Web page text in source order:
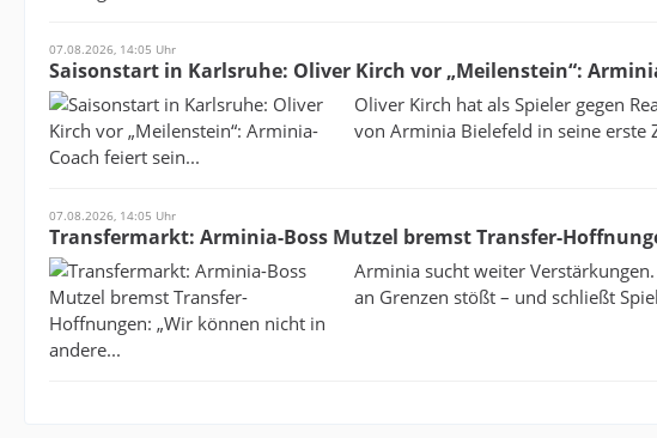
07.08.2026, 14:05 Uhr
Saisonstart in Karlsruhe: Oliver Kirch vor „Meilenstein“:
Oliver Kirch hat als Spieler gegen
von Arminia Bielefeld in seine erste
07.08.2026, 14:05 Uhr
Transfermarkt: Arminia-Boss Mutzel bremst Transfer-
Arminia sucht weiter
an Grenzen stößt – und schließt